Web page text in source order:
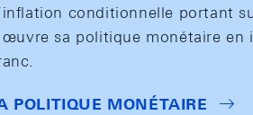
conditionnelle portant
sa politique monétaire en
POLITIQUE MONÉTAIRE